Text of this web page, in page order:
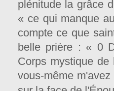
plénitude la grâce
« ce qui manque
compte ce que
belle prière : « 0
Corps mystique
vous-même